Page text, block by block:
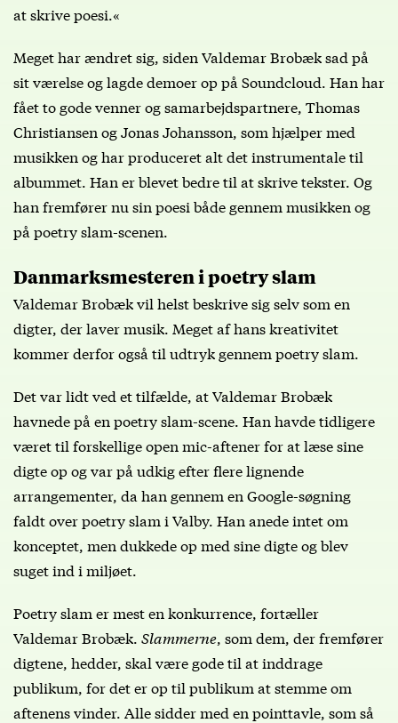
at skrive poesi.«
Meget har ændret sig, siden Valdemar Brobæk sad på
sit værelse og lagde demoer op på Soundcloud. Han har
fået to gode venner og samarbejdspartnere, Thomas
Christiansen og Jonas Johansson, som hjælper med
musikken og har produceret alt det instrumentale til
albummet. Han er blevet bedre til at skrive tekster. Og
han fremfører nu sin poesi både gennem musikken og
på poetry slam-scenen.
Danmarksmesteren i poetry slam
Valdemar Brobæk vil helst beskrive sig selv som en
digter, der laver musik. Meget af hans kreativitet
kommer derfor også til udtryk gennem poetry slam.
Det var lidt ved et tilfælde, at Valdemar Brobæk
havnede på en poetry slam-scene. Han havde tidligere
været til forskellige open mic-aftener for at læse sine
digte op og var på udkig efter flere lignende
arrangementer, da han gennem en Google-søgning
faldt over poetry slam i Valby. Han anede intet om
konceptet, men dukkede op med sine digte og blev
suget ind i miljøet.
Poetry slam er mest en konkurrence, fortæller
Valdemar Brobæk. Slammerne , som dem, der fremfører
digtene, hedder, skal være gode til at inddrage
publikum, for det er op til publikum at stemme om
aftenens vinder. Alle sidder med en pointtavle, som så